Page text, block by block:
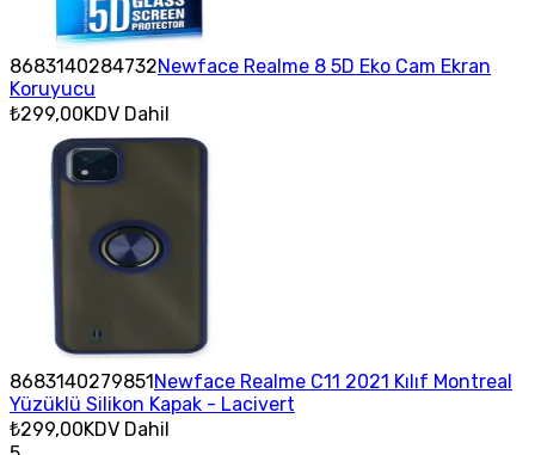
8683140284732Newface Realme 8 5D Eko Cam Ekran
Koruyucu
₺299,00KDV Dahil
8683140279851Newface Realme C11 2021 Kılıf Montreal
Yüzüklü Silikon Kapak - Lacivert
₺299,00KDV Dahil